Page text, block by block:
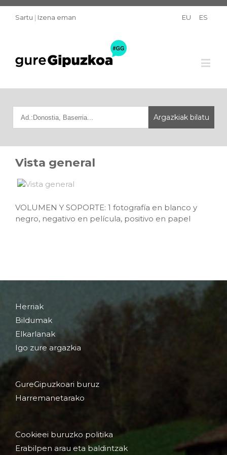
Sartu | Izena eman EU ES
Vista general
VOLUMEN Y SOPORTE: 1 fotografía en blanco y
negro, negativo en película, positivo en papel
Herriak
Bildumak
Elkarlanak
Igo zure argazkia
GureGipuzkoari buruz
Harremanetarako
Cookieei buruzko politika
Erabilpen arau eta baldintzak